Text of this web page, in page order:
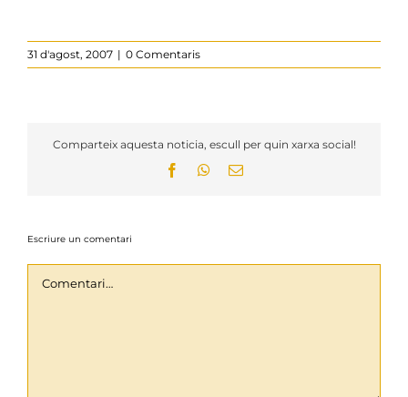
31 d'agost, 2007 | 0 Comentaris
Comparteix aquesta noticia, escull per quin xarxa social!
FacebookWhatsApp
Email:
Escriure un comentari